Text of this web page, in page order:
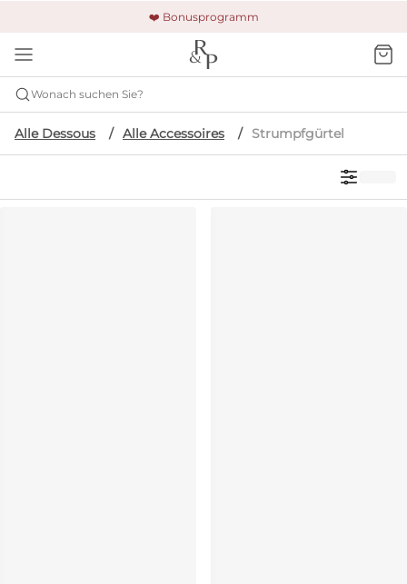
❤️ Bonusprogramm
🚚 Kostenloser Versand und Rückgabe
🔒 Gesicherte Zahlung
Wonach suchen Sie?
Alle Dessous Alle Accessoires Strumpfgürtel